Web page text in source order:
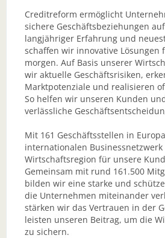
Creditreform ermöglicht
sichere Geschäftsbeziehungen
langjähriger Erfahrung und
schaffen wir innovative Lösungen
morgen. Auf Basis unserer
wir aktuelle Geschäftsrisiken,
Marktpotenziale und realisieren
So helfen wir unseren Kunden
verlässliche
Mit 161 Geschäftsstellen in
internationalen
Wirtschaftsregion für unsere
Gemeinsam mit rund 161.500
bilden wir eine starke und
die Unternehmen miteinander
stärken wir das Vertrauen in der
leisten unseren Beitrag, um die
zu sichern.